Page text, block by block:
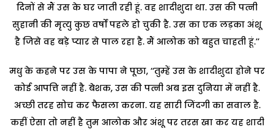
दिनों से मैं उस के घर जाती रही हूं. वह शादीशुदा था. उस की पत्नी
सुहानी की मृत्यु कुछ वर्षों पहले हो चुकी है. उस का एक लड़का अंशू
है जिसे वह बड़े प्यार से पाल रहा है. मैं आलोक को बहुत चाहती हूं.’’
मधु के कहने पर उस के पापा ने पूछा, ‘‘तुम्हें उस के शादीशुदा होने पर
कोई आपत्ति नहीं है. बेशक, उस की पत्नी अब इस दुनिया में नहीं है.
अच्छी तरह सोच कर फैसला करना. यह सारी जिंदगी का सवाल है.
कहीं ऐसा तो नहीं है तुम आलोक और अंशू पर तरस खा कर यह शादी